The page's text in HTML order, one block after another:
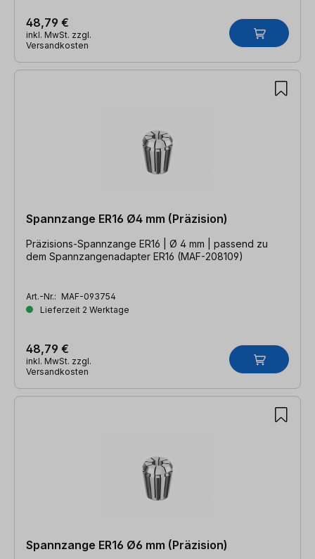
48,79 €
inkl. MwSt. zzgl.
Versandkosten
Spannzange ER16 Ø4 mm (Präzision)
Präzisions-Spannzange ER16 | Ø 4 mm | passend zu
dem Spannzangenadapter ER16 (MAF-208109)
Art.-Nr.: MAF-093754
Lieferzeit 2 Werktage
48,79 €
inkl. MwSt. zzgl.
Versandkosten
Spannzange ER16 Ø6 mm (Präzision)